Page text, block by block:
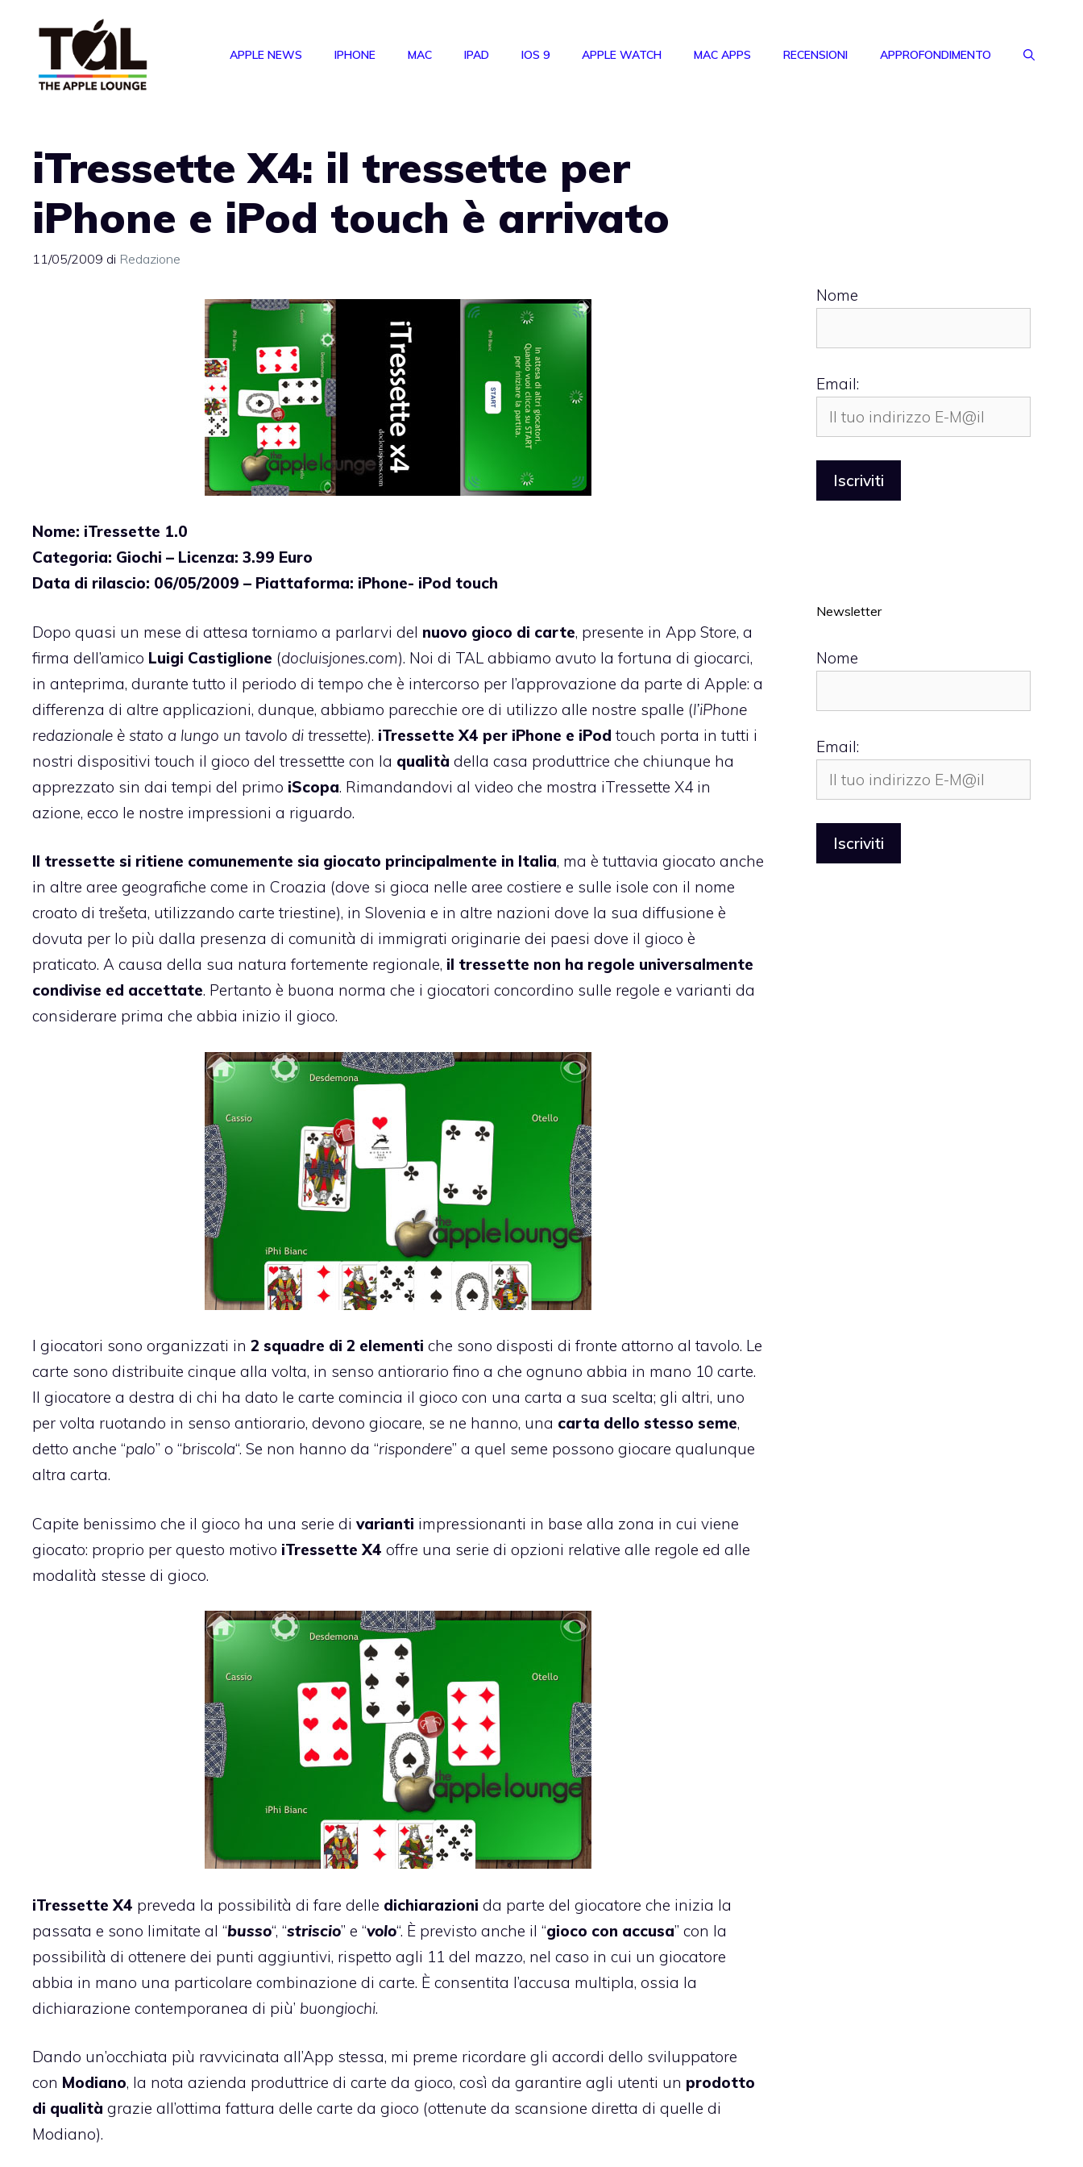
APPLE NEWS IPHONE MAC IPAD IOS 9 APPLE WATCH MAC APPS RECENSIONI APPROFONDIMENTO
iTressette X4: il tressette per
iPhone e iPod touch è arrivato
11/05/2009 di Redazione
Nome: iTressette 1.0
Categoria: Giochi – Licenza: 3.99 Euro
Data di rilascio: 06/05/2009 – Piattaforma: iPhone- iPod touch
Dopo quasi un mese di attesa torniamo a parlarvi del nuovo gioco di carte, presente in App Store, a
firma dell’amico Luigi Castiglione (docluisjones.com). Noi di TAL abbiamo avuto la fortuna di giocarci,
in anteprima, durante tutto il periodo di tempo che è intercorso per l’approvazione da parte di Apple: a
differenza di altre applicazioni, dunque, abbiamo parecchie ore di utilizzo alle nostre spalle (l’iPhone
redazionale è stato a lungo un tavolo di tressette). iTressette X4 per iPhone e iPod touch porta in tutti i
nostri dispositivi touch il gioco del tressettte con la qualità della casa produttrice che chiunque ha
apprezzato sin dai tempi del primo iScopa. Rimandandovi al video che mostra iTressette X4 in
azione, ecco le nostre impressioni a riguardo.
Il tressette si ritiene comunemente sia giocato principalmente in Italia, ma è tuttavia giocato anche
in altre aree geografiche come in Croazia (dove si gioca nelle aree costiere e sulle isole con il nome
croato di trešeta, utilizzando carte triestine), in Slovenia e in altre nazioni dove la sua diffusione è
dovuta per lo più dalla presenza di comunità di immigrati originarie dei paesi dove il gioco è
praticato. A causa della sua natura fortemente regionale, il tressette non ha regole universalmente
condivise ed accettate. Pertanto è buona norma che i giocatori concordino sulle regole e varianti da
considerare prima che abbia inizio il gioco.
I giocatori sono organizzati in 2 squadre di 2 elementi che sono disposti di fronte attorno al tavolo. Le
carte sono distribuite cinque alla volta, in senso antiorario fino a che ognuno abbia in mano 10 carte.
Il giocatore a destra di chi ha dato le carte comincia il gioco con una carta a sua scelta; gli altri, uno
per volta ruotando in senso antiorario, devono giocare, se ne hanno, una carta dello stesso seme,
detto anche “palo” o “briscola“. Se non hanno da “rispondere” a quel seme possono giocare qualunque
altra carta.
Capite benissimo che il gioco ha una serie di varianti impressionanti in base alla zona in cui viene
giocato: proprio per questo motivo iTressette X4 offre una serie di opzioni relative alle regole ed alle
modalità stesse di gioco.
iTressette X4 preveda la possibilità di fare delle dichiarazioni da parte del giocatore che inizia la
passata e sono limitate al “busso“, “striscio” e “volo“. È previsto anche il “gioco con accusa” con la
possibilità di ottenere dei punti aggiuntivi, rispetto agli 11 del mazzo, nel caso in cui un giocatore
abbia in mano una particolare combinazione di carte. È consentita l’accusa multipla, ossia la
dichiarazione contemporanea di più’ buongiochi.
Dando un’occhiata più ravvicinata all’App stessa, mi preme ricordare gli accordi dello sviluppatore
con Modiano, la nota azienda produttrice di carte da gioco, così da garantire agli utenti un prodotto
di qualità grazie all’ottima fattura delle carte da gioco (ottenute da scansione diretta di quelle di
Modiano).
Nome
Email:
Newsletter
Nome
Email: